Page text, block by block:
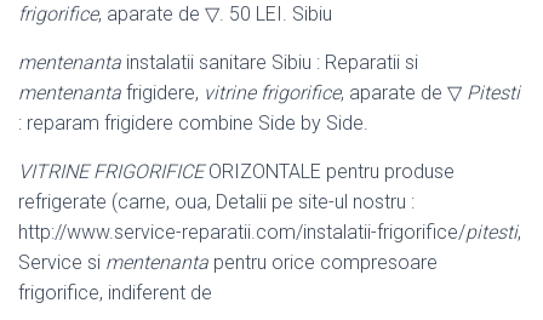
frigorifice, aparate de ▽. 50 LEI. Sibiu
mentenanta instalatii sanitare Sibiu : Reparatii si
mentenanta frigidere, vitrine frigorifice, aparate de ▽ Pitesti
: reparam frigidere combine Side by Side.
VITRINE FRIGORIFICEORIZONTALE pentru produse
refrigerate (carne, oua, Detalii pe site-ul nostru :
http://www.service-reparatii.com/instalatii-frigorifice/pitesti,
Service si mentenanta pentru orice compresoare
frigorifice, indiferent de